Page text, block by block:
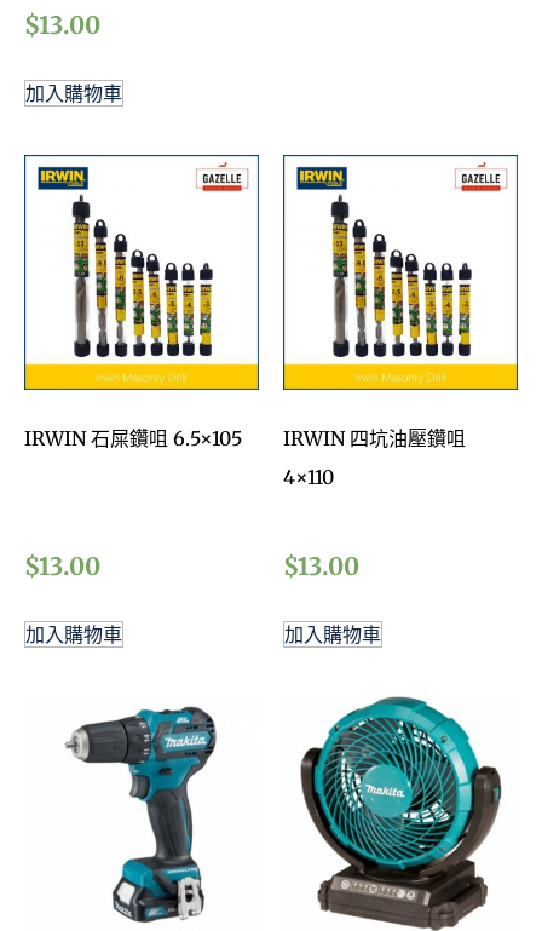
$13.00
加入購物車
IRWIN 石屎鑽咀 6.5×105
$13.00
加入購物車
IRWIN 四坑油壓鑽咀
4×110
$13.00
加入購物車